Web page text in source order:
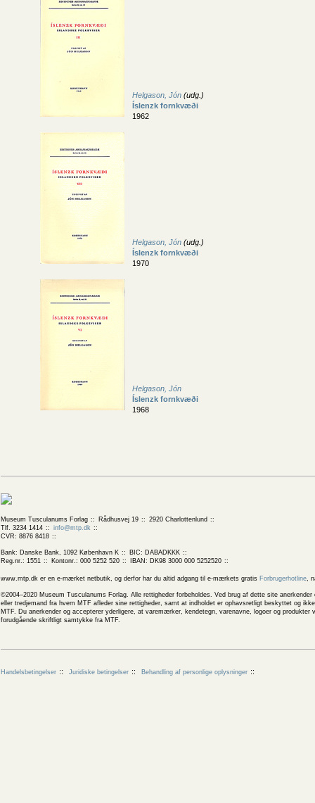
Helgason, Jón (udg.)
Íslenzk fornkvæði
1962
Helgason, Jón (udg.)
Íslenzk fornkvæði
1970
Helgason, Jón
Íslenzk fornkvæði
1968
Museum Tusculanums Forlag Rådhusvej 19
2920 Charlottenlund
Tlf. 3234 1414
info@mtp.dk
CVR: 8876 8418
Bank: Danske Bank, 1092 København K
BIC: DABADKKK
Reg.nr.: 1551
Kontonr.: 000 5252 520 IBAN: DK98 3000 000 5252520
www.mtp.dk er en e-mærket netbutik, og derfor har du altid adgang til e-mærkets gratis Forbrugerhotline,
©2004–2020 Museum Tusculanums Forlag. Alle rettigheder forbeholdes. Ved brug af dette site
eller tredjemand fra hvem MTF afleder sine rettigheder, samt at indholdet er ophavsretligt beskyttet og
MTF. Du anerkender og accepterer yderligere, at varemærker, kendetegn, varenavne, logoer og
forudgående skriftligt samtykke fra MTF.
Handelsbetingelser Juridiske betingelser Behandling af personlige oplysninger